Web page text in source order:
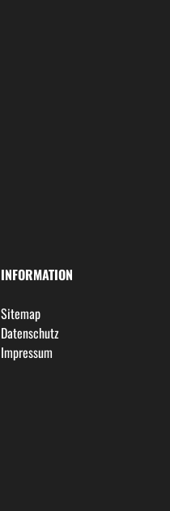
INFORMATION
Sitemap
Datenschutz
Impressum